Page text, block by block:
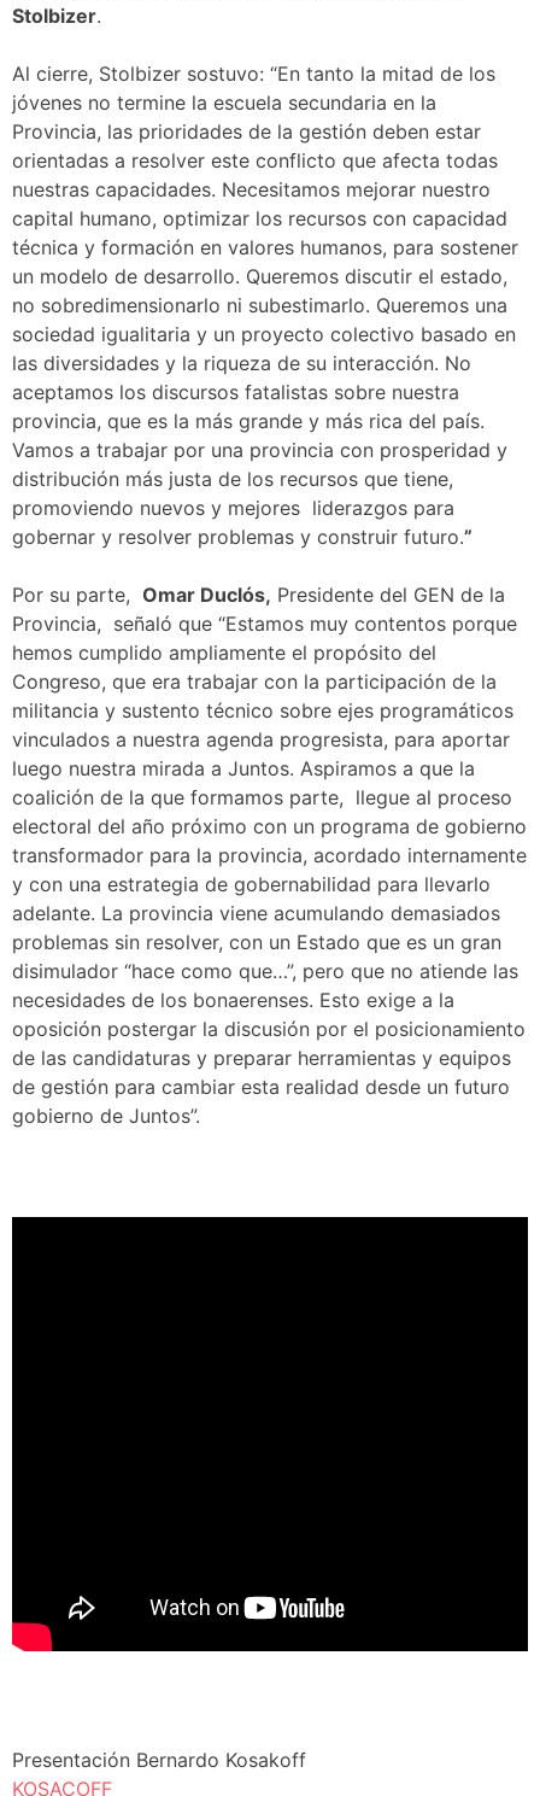
Stolbizer.
Al cierre, Stolbizer sostuvo: “En tanto la mitad de los
jóvenes no termine la escuela secundaria en la
Provincia, las prioridades de la gestión deben estar
orientadas a resolver este conflicto que afecta todas
nuestras capacidades. Necesitamos mejorar nuestro
capital humano, optimizar los recursos con capacidad
técnica y formación en valores humanos, para sostener
un modelo de desarrollo. Queremos discutir el estado,
no sobredimensionarlo ni subestimarlo. Queremos una
sociedad igualitaria y un proyecto colectivo basado en
las diversidades y la riqueza de su interacción. No
aceptamos los discursos fatalistas sobre nuestra
provincia, que es la más grande y más rica del país.
Vamos a trabajar por una provincia con prosperidad y
distribución más justa de los recursos que tiene,
promoviendo nuevos y mejores liderazgos para
gobernar y resolver problemas y construir futuro.”
Por su parte, Omar Duclós, Presidente del GEN de la
Provincia, señaló que “Estamos muy contentos porque
hemos cumplido ampliamente el propósito del
Congreso, que era trabajar con la participación de la
militancia y sustento técnico sobre ejes programáticos
vinculados a nuestra agenda progresista, para aportar
luego nuestra mirada a Juntos. Aspiramos a que la
coalición de la que formamos parte, llegue al proceso
electoral del año próximo con un programa de gobierno
transformador para la provincia, acordado internamente
y con una estrategia de gobernabilidad para llevarlo
adelante. La provincia viene acumulando demasiados
problemas sin resolver, con un Estado que es un gran
disimulador “hace como que…”, pero que no atiende las
necesidades de los bonaerenses. Esto exige a la
oposición postergar la discusión por el posicionamiento
de las candidaturas y preparar herramientas y equipos
de gestión para cambiar esta realidad desde un futuro
gobierno de Juntos”.
Presentación Bernardo Kosakoff
KOSACOFF